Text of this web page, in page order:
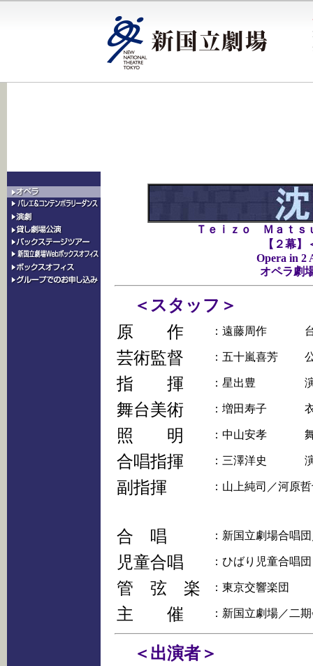
Ｔｅｉｚｏ Ｍａｔｓ
【２幕
Opera in 2
オペラ劇
＜スタッフ＞
原 作
：遠藤周作
芸術監督 ：五十嵐喜芳
指 揮 ：星出豊
舞台美術 ：増田寿子
照 明 ：中山安孝
合唱指揮 ：三澤洋史
副指揮 ：山上純司／河原
合 唱 ：新国立劇場合唱
児童合唱 ：ひばり児童合唱団
管 弦 楽 ：東京交響楽団
主 催 ：新国立劇場／二
＜出演者＞